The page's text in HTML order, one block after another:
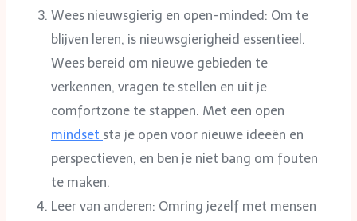
Wees nieuwsgierig en open-minded: Om te
blijven leren, is nieuwsgierigheid essentieel.
Wees bereid om nieuwe gebieden te
verkennen, vragen te stellen en uit je
comfortzone te stappen. Met een open
mindset sta je open voor nieuwe ideeën en
perspectieven, en ben je niet bang om fouten
te maken.
Leer van anderen: Omring jezelf met mensen